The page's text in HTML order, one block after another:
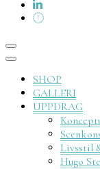
SHOP
GALLERI
UPPDRAG
Livsstil
Hugo